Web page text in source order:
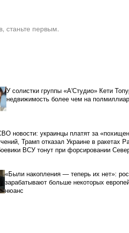
станьте первым.
У солистки группы «А'Студио» Кети
недвижимость более чем на
новости: украинцы платят за
Трамп отказал Украине в ракетах
ВСУ тонут при форсировании
«Были накопления — теперь их нет»:
зарабатывают больше некоторых
нюанс